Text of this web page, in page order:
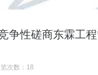
争性磋商东霖工
次数：18